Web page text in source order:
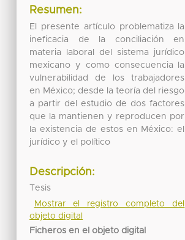
Resumen:
El presente artículo problematiza la
ineficacia de la conciliación en
materia laboral del sistema jurídico
mexicano y como consecuencia la
vulnerabilidad de los trabajadores
en México; desde la teoría del riesgo
a partir del estudio de dos factores
que la mantienen y reproducen por
la existencia de estos en México: el
jurídico y el político
Descripción:
Tesis
Mostrar el registro completo del
objeto digital
Ficheros en el objeto digital